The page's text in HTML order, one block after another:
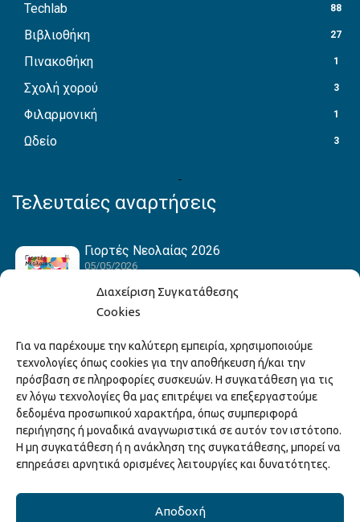
Διαχείριση Συγκατάθεσης
Cookies
Για να παρέχουμε την καλύτερη εμπειρία, χρησιμοποιούμε
τεχνολογίες όπως cookies για την αποθήκευση ή/και την
πρόσβαση σε πληροφορίες συσκευών. Η συγκατάθεση για τις
εν λόγω τεχνολογίες θα μας επιτρέψει να επεξεργαστούμε
δεδομένα προσωπικού χαρακτήρα, όπως συμπεριφορά
περιήγησης ή μοναδικά αναγνωριστικά σε αυτόν τον ιστότοπο.
Η μη συγκατάθεση ή η ανάκληση της συγκατάθεσης, μπορεί να
επηρεάσει αρνητικά ορισμένες λειτουργίες και δυνατότητες.
Αποδοχή
Techlab 88
Βιβλιοθήκη 27
Πινακοθήκη 1
Σχολή χορού 3
Φιλαρμονική 1
Ωδείο 3
Τελευταίες αναρτήσεις
Γιορτές Νεολαίας 2026
05/05/2026
Hack the Match: Γνωρίζοντας τα Αμερικανικά
Αθλήματα! Δημιουργώντας το Δικό σου
Game Story!
22/04/2026
Ξάνθη – Πόλις Ονείρων Μουσικών Σχολείων
2026
15/04/2026